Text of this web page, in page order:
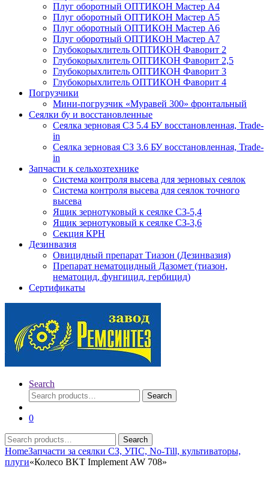
Плуг оборотный ОПТИКОН Мастер А4
Плуг оборотный ОПТИКОН Мастер А5
Плуг оборотный ОПТИКОН Мастер А6
Плуг оборотный ОПТИКОН Мастер А7
Глубокорыхлитель ОПТИКОН Фаворит 2
Глубокорыхлитель ОПТИКОН Фаворит 2,5
Глубокорыхлитель ОПТИКОН Фаворит 3
Глубокорыхлитель ОПТИКОН Фаворит 4
Погрузчики
Мини-погрузчик «Муравей 300» фронтальный
Сеялки бу и восстановленные
Сеялка зерновая СЗ 5.4 БУ восстановленная, Trade-
in
Сеялка зерновая СЗ 3.6 БУ восстановленная, Trade-
in
Запчасти к сельхозтехнике
Система контроля высева для зерновых сеялок
Система контроля высева для сеялок точного
высева
Ящик зернотуковый к сеялке СЗ-5,4
Ящик зернотуковый к сеялке СЗ-3,6
Секция КРН
Дезинвазия
Овицидный препарат Тиазон (Дезинвазия)
Препарат нематоцидный Дазомет (тиазон,
нематоцид, фунгицид, гербицид)
Сертификаты
Search
Search
for:
Search
0
Search
for:
Search
HomeЗапчасти за сеялки СЗ, УПС, No-Till, культиваторы,
плуги«Колесо BKT Implement AW 708»